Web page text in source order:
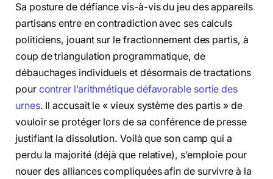
Sa posture de défiance vis-à-vis du jeu des appareils
partisans entre en contradiction avec ses calculs
politiciens, jouant sur le fractionnement des partis, à
coup de triangulation programmatique, de
débauchages individuels et désormais de tractations
pour contrer l’arithmétique défavorable sortie des
urnes. Il accusait le « vieux système des partis » de
vouloir se protéger lors de sa conférence de presse
justifiant la dissolution. Voilà que son camp qui a
perdu la majorité (déjà que relative), s’emploie pour
nouer des alliances compliquées afin de survivre à la